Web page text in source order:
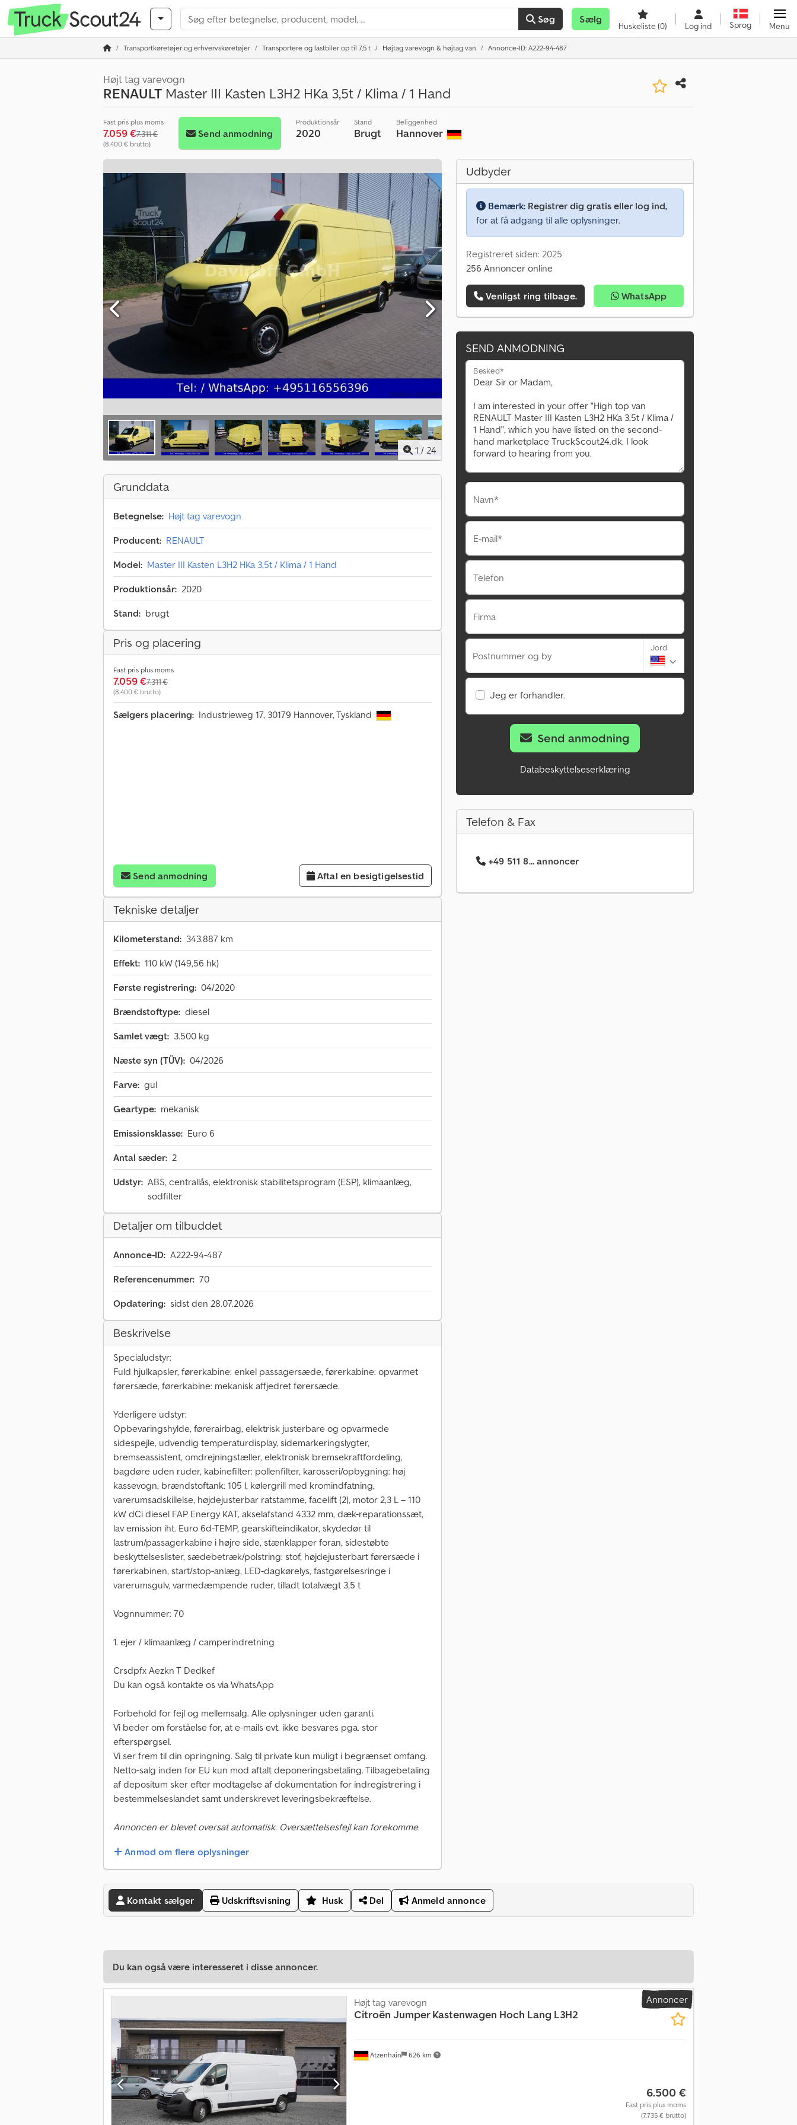
Søg Sælg
Huskeliste(0) Log ind Sprog Menu
Transportkøretøjer og erhvervskøretøjer Transportere og lastbiler op til 7,5 t Højtag varevogn & højtag van Annonce-ID: A222-94-487
Højt tag varevogn
RENAULT Master III Kasten L3H2 HKa 3,5t / Klima / 1 Hand
Fast pris plus moms
7.059 €7.311 €
(8.400 € brutto)
Send anmodning
Produktionsår
2020
Stand
Brugt
Beliggenhed
Hannover
1 / 24
Grunddata
Betegnelse: Højt tag varevogn
Producent: RENAULT
Model: Master III Kasten L3H2 HKa 3,5t / Klima / 1 Hand
Produktionsår: 2020
Stand: brugt
Pris og placering
Fast pris plus moms
7.059 €7.311 €
(8.400 € brutto)
Sælgers placering: Industrieweg 17, 30179 Hannover, Tyskland
Send anmodning Aftal en besigtigelsestid
Tekniske detaljer
Kilometerstand: 343.887 km
Effekt: 110 kW (149,56 hk)
Første registrering: 04/2020
Brændstoftype: diesel
Samlet vægt: 3.500 kg
Næste syn (TÜV): 04/2026
Farve: gul
Geartype: mekanisk
Emissionsklasse: Euro 6
Antal sæder: 2
Udstyr: ABS, centrallås, elektronisk stabilitetsprogram (ESP), klimaanlæg,
sodfilter
Detaljer om tilbuddet
Annonce-ID: A222-94-487
Referencenummer: 70
Opdatering: sidst den 28.07.2026
Beskrivelse
Specialudstyr:
Fuld hjulkapsler, førerkabine: enkel passagersæde, førerkabine: opvarmet
førersæde, førerkabine: mekanisk affjedret førersæde.
Yderligere udstyr:
Opbevaringshylde, førerairbag, elektrisk justerbare og opvarmede
sidespejle, udvendig temperaturdisplay, sidemarkeringslygter,
bremseassistent, omdrejningstæller, elektronisk bremsekraftfordeling,
bagdøre uden ruder, kabinefilter: pollenfilter, karosseri/opbygning: høj
kassevogn, brændstoftank: 105 l, kølergrill med kromindfatning,
varerumsadskillelse, højdejusterbar ratstamme, facelift (2), motor 2,3 L – 110
kW dCi diesel FAP Energy KAT, akselafstand 4332 mm, dæk-reparationssæt,
lav emission iht. Euro 6d-TEMP, gearskifteindikator, skydedør til
lastrum/passagerkabine i højre side, stænklapper foran, sidestøbte
beskyttelseslister, sædebetræk/polstring: stof, højdejusterbart førersæde i
førerkabinen, start/stop-anlæg, LED-dagkørelys, fastgørelsesringe i
varerumsgulv, varmedæmpende ruder, tilladt totalvægt 3,5 t
Vognnummer: 70
1. ejer / klimaanlæg / camperindretning
Crsdpfx Aezkn T Dedkef
Du kan også kontakte os via WhatsApp
Forbehold for fejl og mellemsalg. Alle oplysninger uden garanti.
Vi beder om forståelse for, at e-mails evt. ikke besvares pga. stor
efterspørgsel.
Vi ser frem til din opringning. Salg til private kun muligt i begrænset omfang.
Netto-salg inden for EU kun mod aftalt deponeringsbetaling. Tilbagebetaling
af depositum sker efter modtagelse af dokumentation for indregistrering i
bestemmelseslandet samt underskrevet leveringsbekræftelse.
Annoncen er blevet oversat automatisk. Oversættelsesfejl kan forekomme.
Anmod om flere oplysninger
Udbyder
Bemærk: Registrer dig gratis eller log ind,
for at få adgang til alle oplysninger.
Registreret siden: 2025
256 Annoncer online
Venligst ring tilbage. WhatsApp
SEND ANMODNING
Besked*
Navn*
E-mail*
Telefon
Firma
Postnummer og by
Jord
Jeg er forhandler.
Send anmodning
Databeskyttelseserklæring
Telefon & Fax
+49 511 8... annoncer
Kontakt sælger Udskriftsvisning Husk Del Anmeld annonce
Du kan også være interesseret i disse annoncer.
Annoncer
Atzenhain 626 km
Højt tag varevogn
Citroën Jumper Kastenwagen Hoch Lang L3H2
6.500 €
Fast pris plus moms
(7.735 € brutto)